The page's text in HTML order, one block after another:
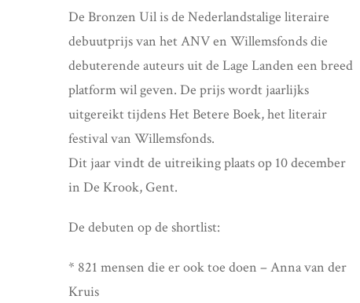
De Bronzen Uil is de Nederlandstalige literaire
debuutprijs van het ANV en Willemsfonds die
debuterende auteurs uit de Lage Landen een breed
platform wil geven. De prijs wordt jaarlijks
uitgereikt tijdens Het Betere Boek, het literair
festival van Willemsfonds.
Dit jaar vindt de uitreiking plaats op 10 december
in De Krook, Gent.
De debuten op de shortlist:
* 821 mensen die er ook toe doen – Anna van der
Kruis